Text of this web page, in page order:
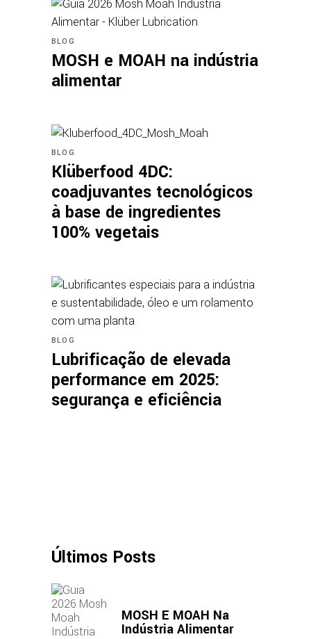
BLOG
MOSH e MOAH na indústria
alimentar
BLOG
Klüberfood 4DC:
coadjuvantes tecnológicos
à base de ingredientes
100% vegetais
BLOG
Lubrificação de elevada
performance em 2025:
segurança e eficiência
Últimos Posts
MOSH E MOAH Na
Indústria Alimentar